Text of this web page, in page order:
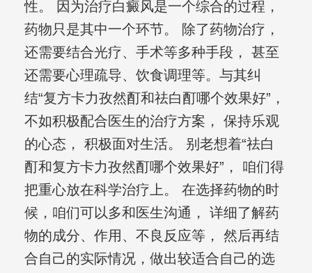
性。 因为治疗白癜风是一个综合的过程，
药物只是其中一个环节。 除了药物治疗，
还需要结合光疗、手术等多种手段， 甚至
还需要心理疏导、饮食调理等。与其纠
结“复方卡力孜然酊和祛白酊哪个效果好”，
不如积极配合医生的治疗方案， 保持乐观
的心态， 积极面对生活。 别老想着“祛白
酊和复方卡力孜然酊哪个效果好”， 咱们得
把重心放在科学治疗上。 在选择药物的时
候，咱们可以多和医生沟通， 详细了解药
物的成分、作用、不良反应等， 然后再结
合自己的实际情况，做出较适合自己的选